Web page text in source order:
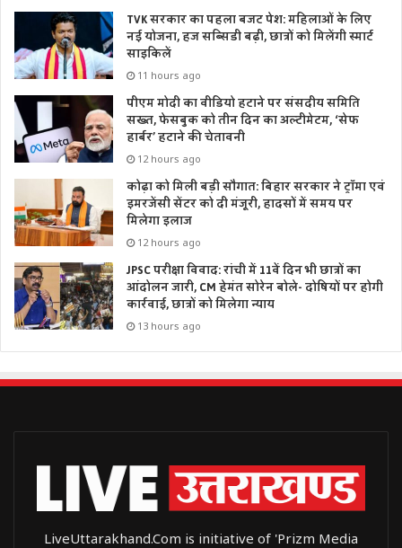
TVK सरकार का पहला बजट पेश: महिलाओं के लिए
नई योजना, हज सब्सिडी बढ़ी, छात्रों को मिलेंगी स्मार्ट
साइकिलें
11 hours ago
पीएम मोदी का वीडियो हटाने पर संसदीय समिति
सख्त, फेसबुक को तीन दिन का अल्टीमेटम, ‘सेफ
हार्बर’ हटाने की चेतावनी
12 hours ago
कोढ़ा को मिली बड़ी सौगात: बिहार सरकार ने ट्रॉमा एवं
इमरजेंसी सेंटर को दी मंजूरी, हादसों में समय पर
मिलेगा इलाज
12 hours ago
JPSC परीक्षा विवाद: रांची में 11वें दिन भी छात्रों का
आंदोलन जारी, CM हेमंत सोरेन बोले- दोषियों पर होगी
कार्रवाई, छात्रों को मिलेगा न्याय
13 hours ago
LiveUttarakhand.Com is initiative of 'Prizm Media